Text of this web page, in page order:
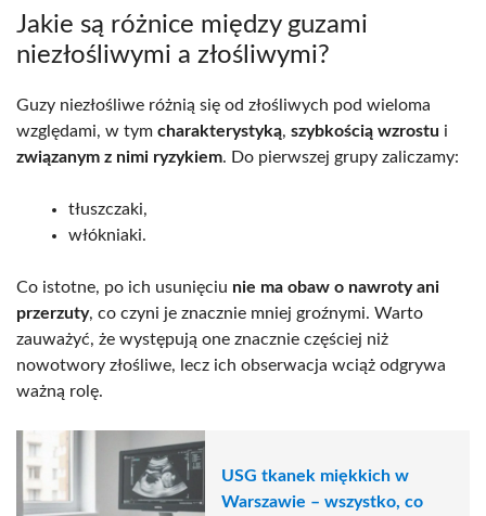
Jakie są różnice między guzami
niezłośliwymi a złośliwymi?
Guzy niezłośliwe różnią się od złośliwych pod wieloma
względami, w tym charakterystyką, szybkością wzrostu i
związanym z nimi ryzykiem. Do pierwszej grupy zaliczamy:
tłuszczaki,
włókniaki.
Co istotne, po ich usunięciu nie ma obaw o nawroty ani
przerzuty, co czyni je znacznie mniej groźnymi. Warto
zauważyć, że występują one znacznie częściej niż
nowotwory złośliwe, lecz ich obserwacja wciąż odgrywa
ważną rolę.
USG tkanek miękkich w
Warszawie – wszystko, co